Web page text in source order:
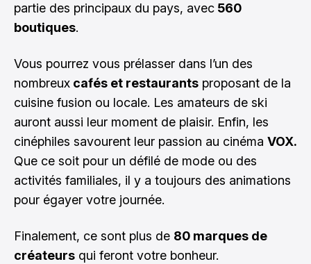
partie des principaux du pays, avec 560
boutiques.
Vous pourrez vous prélasser dans l’un des
nombreux cafés et restaurants proposant de la
cuisine fusion ou locale. Les amateurs de ski
auront aussi leur moment de plaisir. Enfin, les
cinéphiles savourent leur passion au cinéma VOX.
Que ce soit pour un défilé de mode ou des
activités familiales, il y a toujours des animations
pour égayer votre journée.
Finalement, ce sont plus de 80 marques de
créateurs qui feront votre bonheur.